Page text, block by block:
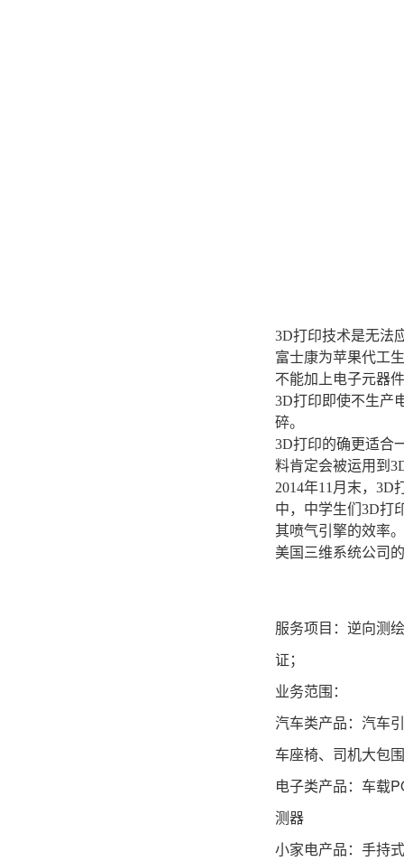
3D打印技术是无法
富士康为苹果代工
不能加上电子元器
3D打印即使不生产
碎。
3D打印的确更适合
料肯定会被运用到
2014年11月末，3D
中，中学生们3D打
其喷气引擎的效率。
美国三维系统公司
服务项目： 逆向测
证；
业务范围：
汽车类产品：汽车
车座椅、司机大包围
电子类产品：车载
测器
小家电产品：手持